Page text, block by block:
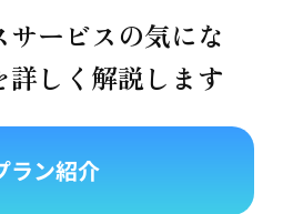
サービスの気にな
詳しく解説します
ラン紹介